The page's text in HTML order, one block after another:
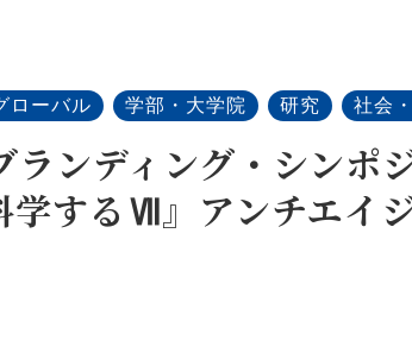
ローバル 学部・大学院 研究 社会
ンディング・シンポ
学するⅦ』アンチエイ